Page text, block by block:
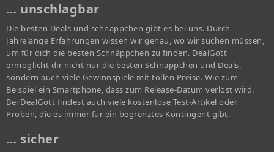
… unschlagbar
Die besten Deals und schnäppchen gibt es bei uns. Durch
Jahrelange Erfahrungen wissen wir genau, wo wir suchen müssen,
um für dich die besten Schnäppchen zu finden. DealGott
ermöglicht dir nicht nur die besten Schnäppchen und Deals,
sondern auch viele Gewinnspiele mit tollen Preise. Wie zum
Beispiel ein Smartphone, dass zum Release-Datum verlost wird.
Bei DealGott findest auch viele kostenlose Test-Artikel oder
Proben, die es immer für ein begrenztes Kontingent gibt.
… sicher